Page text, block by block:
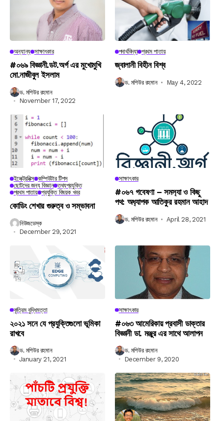
অন্যান্য সাক্ষাৎকার
#০৬৯ বিজ্ঞানী.ডট.অর্গ এর মুখোমুখি
মো.নাজীবুল ইসলাম
ড. মশিউর রহমান
November 17, 2022
পদার্থবিদ্যা প্রথম পাতায়
জ্বালানী বিহীন বিশ্ব
ড. মশিউর রহমান May 4, 2022
ইলেক্ট্রনিক্স কম্পিউটার টিপস
ছোটদের জন্য বিজ্ঞান তথ্যপ্রযুক্তি
প্রথম পাতায় প্রযুক্তি বিষয়ক খবর
কোডিং শেখার গুরুত্ব ও সম্ভাবনা
নিউজডেস্ক
December 29, 2021
সাক্ষাৎকার
#০৬৭ গবেষণা – সমস‍্যা ও কিছু
পথ: অধ‍্যাপক আতিকুর রহমান আহাদ
ড. মশিউর রহমান April 28, 2021
কৃত্রিম বুদ্ধিমত্তা
২০২১ সনে যে প্রযুক্তিগুলো ভূমিকা
রাখবে
ড. মশিউর রহমান
January 21, 2021
সাক্ষাৎকার
#০৬৩ আমেরিকায় প্রবাসী ডাক্তার
বিজ্ঞানী ডা. মঞ্জুর এর সাথে আলাপন
ড. মশিউর রহমান
December 9, 2020